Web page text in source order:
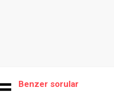
Benzer sorular